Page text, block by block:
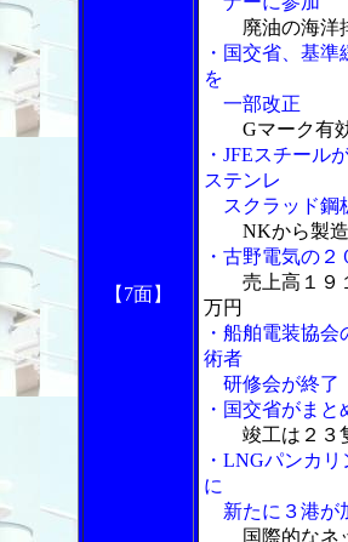
【7面】
廃油の海洋
・国交省、基
を
一部改正
Gマーク有
・JFEスチール
ステンレ
スクラッド鋼
NKから製
・古野電気の
売上高１９
万円
・船舶電装協
術者
研修会が終了
・国交省がま
竣工は２３
・LNGパンカ
に
新たに３港が
国際的なネ